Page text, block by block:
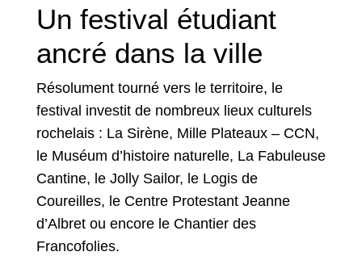
Un festival étudiant
ancré dans la ville
Résolument tourné vers le territoire, le
festival investit de nombreux lieux culturels
rochelais : La Sirène, Mille Plateaux – CCN,
le Muséum d’histoire naturelle, La Fabuleuse
Cantine, le Jolly Sailor, le Logis de
Coureilles, le Centre Protestant Jeanne
d’Albret ou encore le Chantier des
Francofolies.